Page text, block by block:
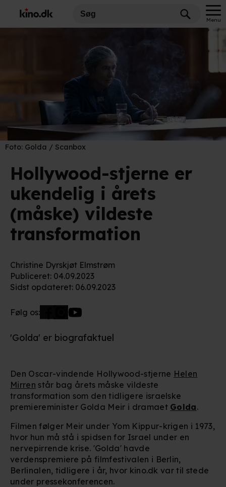
Menu
Foto: Golda / Scanbox
Hollywood-stjerne er
ukendelig i årets
(måske) vildeste
transformation
Christine Dyrskjøt Elmstrøm
Publiceret: 04.09.2023
Sidst opdateret: 06.09.2023
Følg os:
'Golda' er biografaktuel
Den Oscar-vindende Hollywood-stjerne Helen
Mirren står bag årets måske vildeste
transformation som den tidligere israelske
premiereminister Golda Meir i dramaet Golda.
Filmen følger Meir under Yom Kippur-krigen i 1973,
hvor hun må stå i spidsen for Israel under en
nervepirrende krise. 'Golda' havde
verdenspremiere på filmfestivalen i Berlin,
Berlinalen, tidligere i år, hvor kino.dk var til stede
under pressekonferencen.